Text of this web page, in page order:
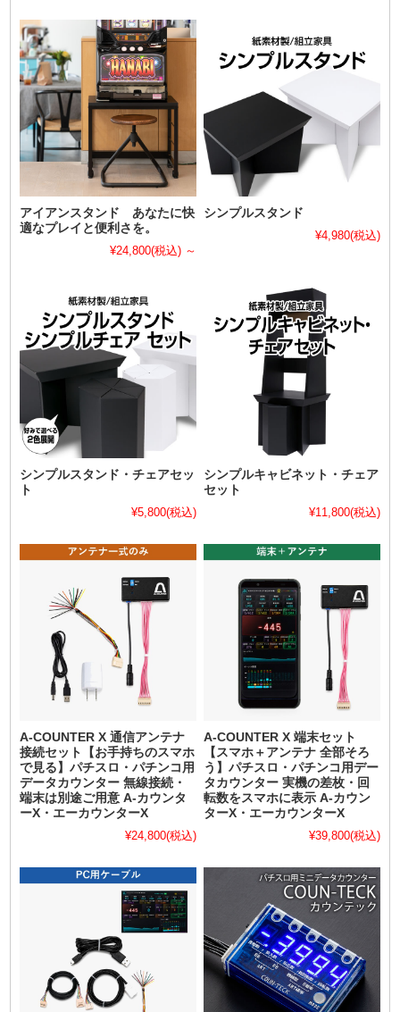
アイアンスタンド あなたに快
適なプレイと便利さを。
¥24,800(税込) ～
シンプルスタンド
¥4,980(税込)
シンプルスタンド・チェアセッ
ト
¥5,800(税込)
シンプルキャビネット・チェア
セット
¥11,800(税込)
A-COUNTER X 通信アンテナ
接続セット【お手持ちのスマホ
で見る】パチスロ・パチンコ用
データカウンター 無線接続・
端末は別途ご用意 A-カウンタ
ーX・エーカウンターX
¥24,800(税込)
A-COUNTER X 端末セット
【スマホ＋アンテナ 全部そろ
う】パチスロ・パチンコ用デー
タカウンター 実機の差枚・回
転数をスマホに表示 A-カウン
ターX・エーカウンターX
¥39,800(税込)